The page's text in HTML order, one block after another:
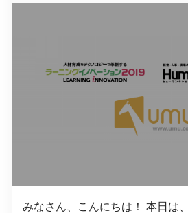
みなさん、こんにちは！ 本日は